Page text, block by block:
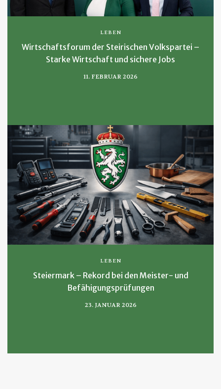
LEBEN
Wirtschaftsforum der Steirischen Volkspartei –
Starke Wirtschaft und sichere Jobs
11. FEBRUAR 2026
LEBEN
Steiermark – Rekord bei den Meister- und
Befähigungsprüfungen
23. JANUAR 2026